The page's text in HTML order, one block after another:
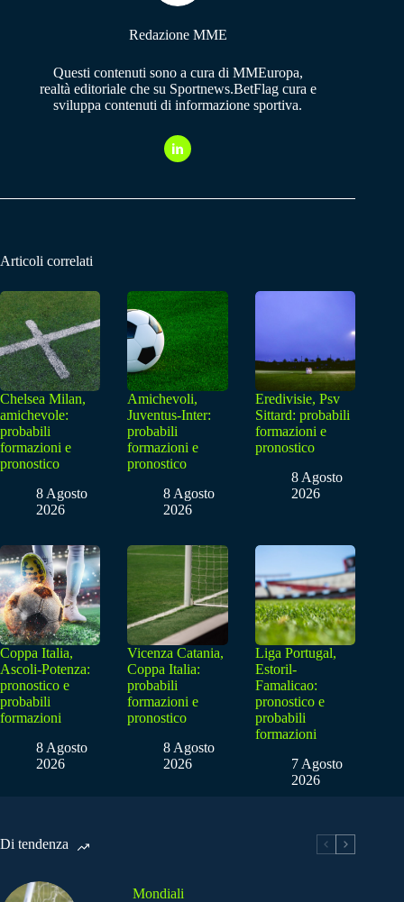
Redazione MME
Questi contenuti sono a cura di MMEuropa,
realtà editoriale che su Sportnews.BetFlag cura e
sviluppa contenuti di informazione sportiva.
Articoli correlati
Chelsea Milan,
amichevole:
probabili
formazioni e
pronostico
8 Agosto
2026
Amichevoli,
Juventus-Inter:
probabili
formazioni e
pronostico
8 Agosto
2026
Eredivisie, Psv
Sittard: probabili
formazioni e
pronostico
8 Agosto
2026
Coppa Italia,
Ascoli-Potenza:
pronostico e
probabili
formazioni
8 Agosto
2026
Vicenza Catania,
Coppa Italia:
probabili
formazioni e
pronostico
8 Agosto
2026
Liga Portugal,
Estoril-
Famalicao:
pronostico e
probabili
formazioni
7 Agosto
2026
Di tendenza
Mondiali